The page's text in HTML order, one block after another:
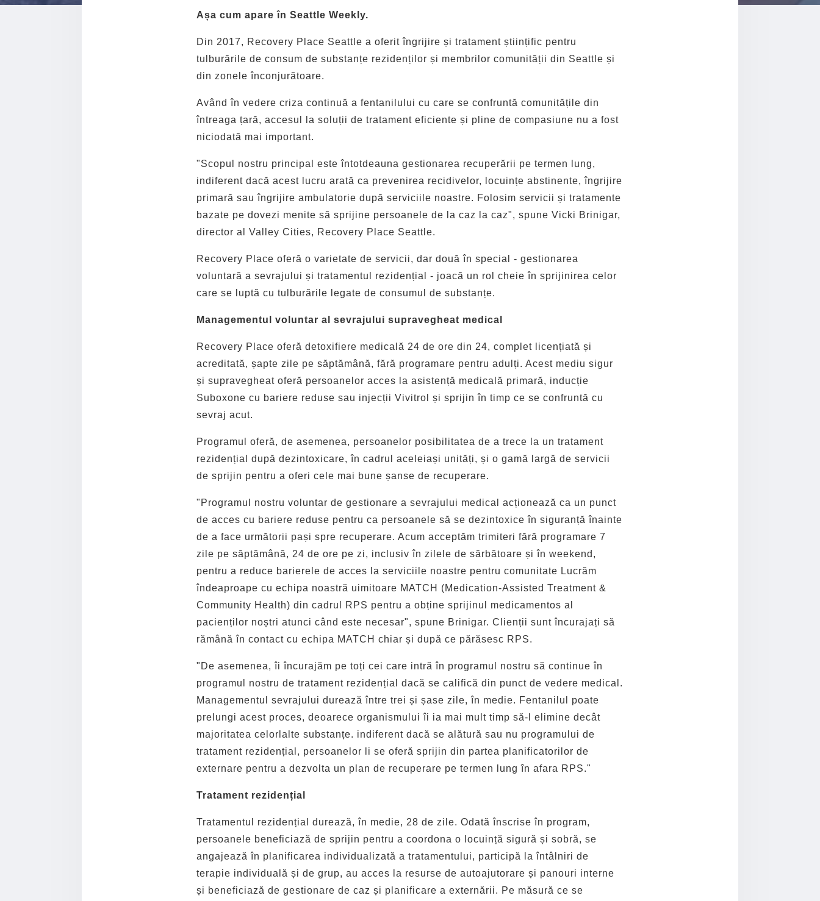
Așa cum apare în Seattle Weekly.
Din 2017, Recovery Place Seattle a oferit îngrijire și tratament științific pentru
tulburările de consum de substanțe rezidenților și membrilor comunității din Seattle și
din zonele înconjurătoare.
Având în vedere criza continuă a fentanilului cu care se confruntă comunitățile din
întreaga țară, accesul la soluții de tratament eficiente și pline de compasiune nu a fost
niciodată mai important.
"Scopul nostru principal este întotdeauna gestionarea recuperării pe termen lung,
indiferent dacă acest lucru arată ca prevenirea recidivelor, locuințe abstinente, îngrijire
primară sau îngrijire ambulatorie după serviciile noastre. Folosim servicii și tratamente
bazate pe dovezi menite să sprijine persoanele de la caz la caz", spune Vicki Brinigar,
director al Valley Cities, Recovery Place Seattle.
Recovery Place oferă o varietate de servicii, dar două în special - gestionarea
voluntară a sevrajului și tratamentul rezidențial - joacă un rol cheie în sprijinirea celor
care se luptă cu tulburările legate de consumul de substanțe.
Managementul voluntar al sevrajului supravegheat medical
Recovery Place oferă detoxifiere medicală 24 de ore din 24, complet licențiată și
acreditată, șapte zile pe săptămână, fără programare pentru adulți. Acest mediu sigur
și supravegheat oferă persoanelor acces la asistență medicală primară, inducție
Suboxone cu bariere reduse sau injecții Vivitrol și sprijin în timp ce se confruntă cu
sevraj acut.
Programul oferă, de asemenea, persoanelor posibilitatea de a trece la un tratament
rezidențial după dezintoxicare, în cadrul aceleiași unități, și o gamă largă de servicii
de sprijin pentru a oferi cele mai bune șanse de recuperare.
"Programul nostru voluntar de gestionare a sevrajului medical acționează ca un punct
de acces cu bariere reduse pentru ca persoanele să se dezintoxice în siguranță înainte
de a face următorii pași spre recuperare. Acum acceptăm trimiteri fără programare 7
zile pe săptămână, 24 de ore pe zi, inclusiv în zilele de sărbătoare și în weekend,
pentru a reduce barierele de acces la serviciile noastre pentru comunitate Lucrăm
îndeaproape cu echipa noastră uimitoare MATCH (Medication-Assisted Treatment &
Community Health) din cadrul RPS pentru a obține sprijinul medicamentos al
pacienților noștri atunci când este necesar", spune Brinigar. Clienții sunt încurajați să
rămână în contact cu echipa MATCH chiar și după ce părăsesc RPS.
"De asemenea, îi încurajăm pe toți cei care intră în programul nostru să continue în
programul nostru de tratament rezidențial dacă se califică din punct de vedere medical.
Managementul sevrajului durează între trei și șase zile, în medie. Fentanilul poate
prelungi acest proces, deoarece organismului îi ia mai mult timp să-l elimine decât
majoritatea celorlalte substanțe. indiferent dacă se alătură sau nu programului de
tratament rezidențial, persoanelor li se oferă sprijin din partea planificatorilor de
externare pentru a dezvolta un plan de recuperare pe termen lung în afara RPS."
Tratament rezidențial
Tratamentul rezidențial durează, în medie, 28 de zile. Odată înscrise în program,
persoanele beneficiază de sprijin pentru a coordona o locuință sigură și sobră, se
angajează în planificarea individualizată a tratamentului, participă la întâlniri de
terapie individuală și de grup, au acces la resurse de autoajutorare și panouri interne
și beneficiază de gestionare de caz și planificare a externării. Pe măsură ce se